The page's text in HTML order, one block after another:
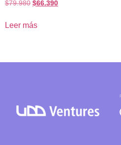
con
$79.980 $66.390
Leer más